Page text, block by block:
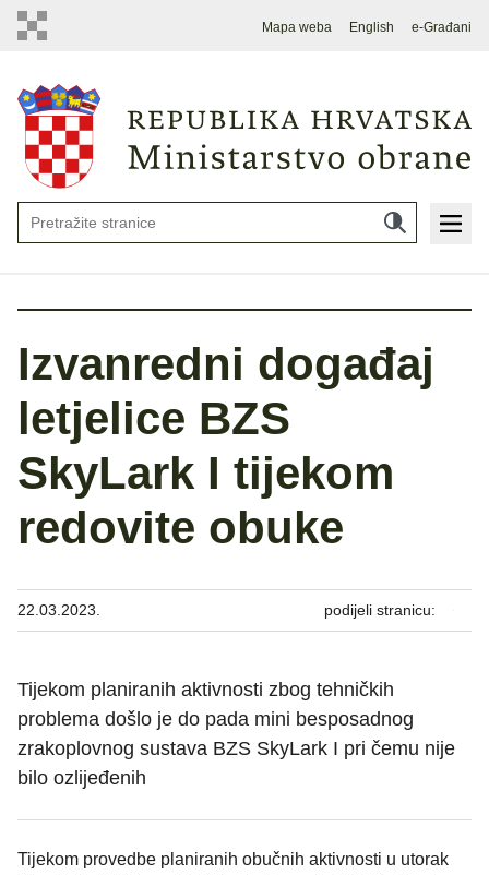
Mapa weba English e-Građani
Izvanredni događaj
letjelice BZS
SkyLark I tijekom
redovite obuke
22.03.2023. podijeli stranicu:
Tijekom planiranih aktivnosti zbog tehničkih
problema došlo je do pada mini besposadnog
zrakoplovnog sustava BZS SkyLark I pri čemu nije
bilo ozlijeđenih
Tijekom provedbe planiranih obučnih aktivnosti u utorak